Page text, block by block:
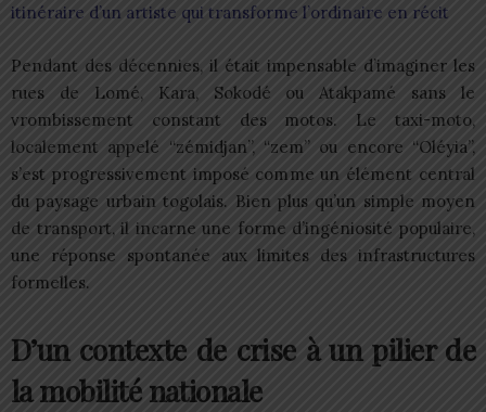
itinéraire d’un artiste qui transforme l’ordinaire en récit
Pendant des décennies, il était impensable d’imaginer les
rues de Lomé, Kara, Sokodé ou Atakpamé sans le
vrombissement constant des motos. Le taxi-moto,
localement appelé “zémidjan”, “zem” ou encore “Oléyia”,
s’est progressivement imposé comme un élément central
du paysage urbain togolais. Bien plus qu’un simple moyen
de transport, il incarne une forme d’ingéniosité populaire,
une réponse spontanée aux limites des infrastructures
formelles.
D’un contexte de crise à un pilier de
la mobilité nationale